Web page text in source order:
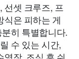
선셋 크루즈, 프
식은 피하는 게
히 특별합니다.
수 있는 시간,